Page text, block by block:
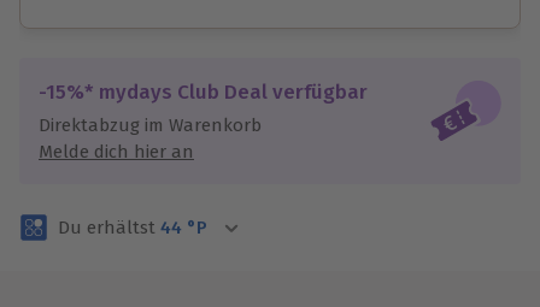
Jeder Gutschein für alle Erlebnisse einlösbar.
Maximale Sicherheit
3 Jahre gültig & verlängerbar.
-15%* mydays Club Deal verfügbar
Direktabzug im Warenkorb
Melde dich hier an
Du erhältst 44 °P